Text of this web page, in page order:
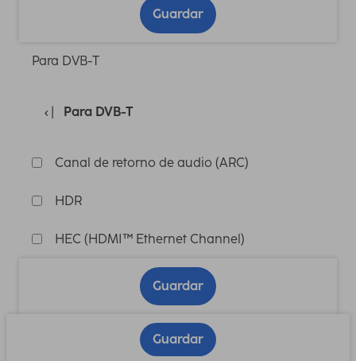
Guardar
Para DVB-T
Para DVB-T
Canal de retorno de audio (ARC)
HDR
HEC (HDMI™ Ethernet Channel)
Guardar
Guardar